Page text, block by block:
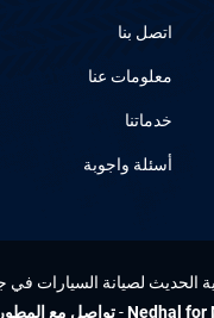
اتصل بنا
معلومات عنا
خدماتنا
أسئلة واجوبة
لصيانة السيارات في جدة
Nedhal for
-تواصل مع